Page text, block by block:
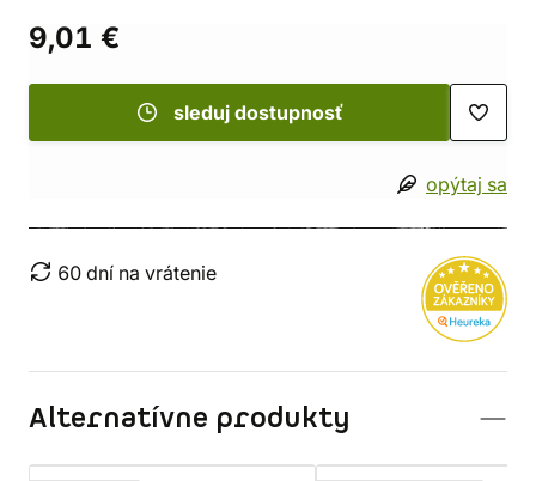
9,01 €
sleduj dostupnosť
opýtaj sa
60 dní na vrátenie
Alternatívne produkty